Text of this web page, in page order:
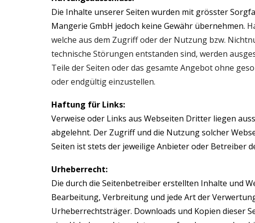
Die Inhalte unserer Seiten wurden mit grösster
Mangerie GmbH jedoch keine Gewähr übernehmen.
welche aus dem Zugriff oder der Nutzung bzw.
technische Störungen entstanden sind, werden
Teile der Seiten oder das gesamte Angebot ohne
oder endgültig einzustellen.
Haftung für Links:
Verweise oder Links aus Webseiten Dritter liegen
abgelehnt. Der Zugriff und die Nutzung solcher
Seiten ist stets der jeweilige Anbieter oder Betreiber
Urheberrecht:
Die durch die Seitenbetreiber erstellten Inhalte und
Bearbeitung, Verbreitung und jede Art der
Urheberrechtsträger. Downloads und Kopien dieser